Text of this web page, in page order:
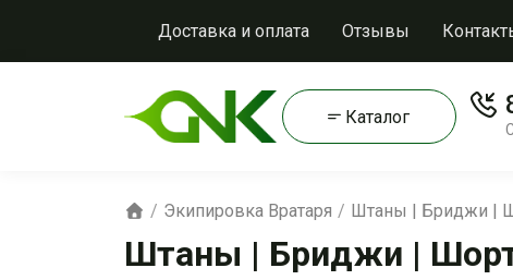
Доставка и оплата Отзывы
Каталог
Экипировка Вратаря Штаны | Бриджи |
Штаны | Бриджи |